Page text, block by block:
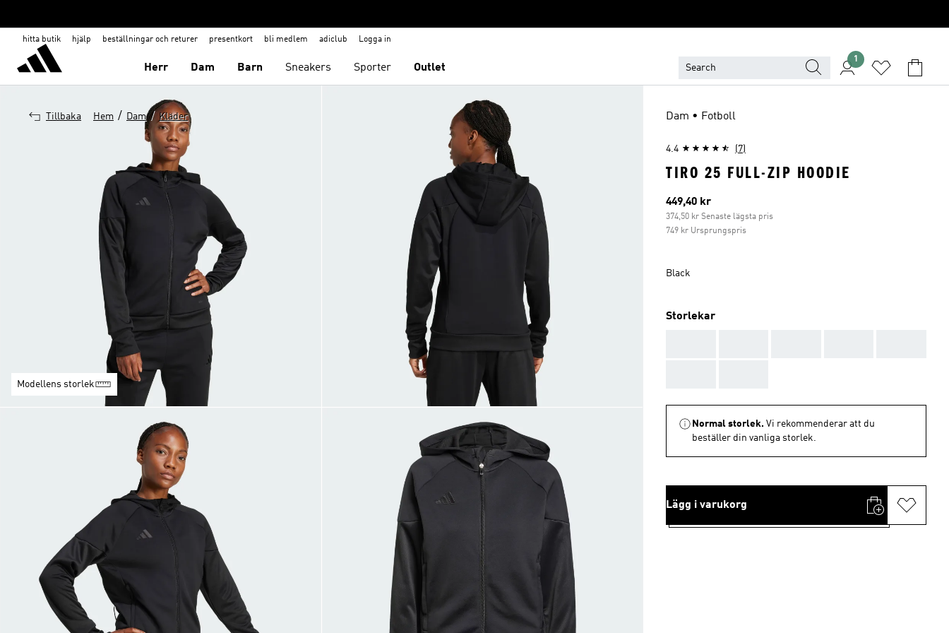
hitta butik hjälp beställningar och returer presentkort bli medlem adiclub Logga in
Herr Dam Barn Sneakers Sporter Outlet
1
Tillbaka Hem / Dam / Kläder
Modellens storlek
Dam • Fotboll
4.4 (7)
TIRO 25 FULL-ZIP HOODIE
Aktuellt pris
449,40 kr
374,50 kr Senaste lägsta pris
749 kr Ursprungspris
Black
Storlekar
Normal storlek. Vi rekommenderar att du
beställer din vanliga storlek.
Lägg i varukorg